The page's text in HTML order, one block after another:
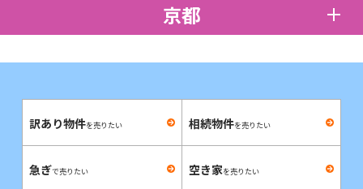
京都
訳あり物件を売りたい 相続物件を売りたい
急ぎで売りたい 空き家を売りたい